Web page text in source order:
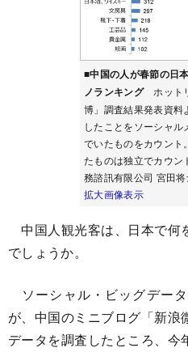
■中国の人が春節の日
ノランキングホット
博」調査結果発表資料
したことをソーシャル
でいたものをカウント
たものは独立でカウン
務諮訊有限公司 宮田
拡大画像表示
中国人観光客は、日本で何
でしょうか。
ソーシャル・ビッグデー
が、中国のミニブログ「新
データを調査したところ、今